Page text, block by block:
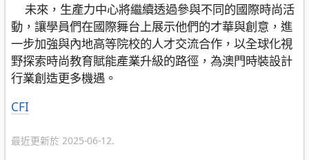
未來，生產力中心將繼續透過參與不同的國際時尚活
動，讓學員們在國際舞台上展示他們的才華與創意，進
一步加強與內地高等院校的人才交流合作，以全球化視
野探索時尚教育賦能產業升級的路徑，為澳門時裝設計
行業創造更多機遇。
分
CFI
最近更新於 2025-06-12.